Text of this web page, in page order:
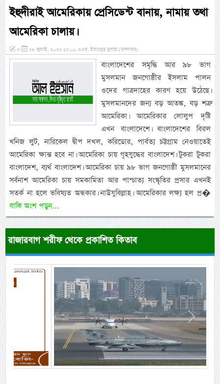
ইহুদীরাই আমেরিকায় প্রেসিডেন্ট বানায়, নামায় তথা
আমেরিকা চালায়।
» ২৮ জুলাই, ২০২৬ ১২:০০ এএম, ইয়াওমুছ ছুলাছা (মঙ্গলবার)
বাংলাদেশের সমৃদ্ধি আর ৯৮ ভাগ
মুসলমান জনগোষ্ঠীর ইসলাম পালন
ওদের গাত্রদাহের কারণ হয়ে উঠেছে।
মুসলমানদের জন্য বড় আতঙ্ক, বড় শত্রু
আমেরিকা। আমেরিকার লোলুপ দৃষ্টি
এখন বাংলাদেশে। বাংলাদেশের বিরল
খনিজ লুট, নারিকেল দ্বীপ দখল, করিডোর, পার্বত্য চট্টগ্রাম নেওয়াতেই
আমেরিকা ক্ষান্ত হবে না। আমেরিকা চায় গৃহযুদ্ধের বাংলাদেশ। টুকরা টুকরা
বাংলাদেশ, ব্যর্থ বাংলাদেশ। আমেরিকা চায় ৯৮ ভাগ জনগোষ্ঠী মুসলমানের
সর্বনাশ আমেরিকা চায় সমকামিতা আর পাশ্চাত্য সংস্কৃতির প্রসার এখনই
সতর্ক না হলে ভবিষ্যত অন্ধকার। নাউযুবিল্লাহ। আমেরিকার লক্ষ্য হল প্র�
বাকি অংশ পড়ুন...
রাজারবাগ শরীফ থেকে প্রকাশিত কিতাব
Previous Next